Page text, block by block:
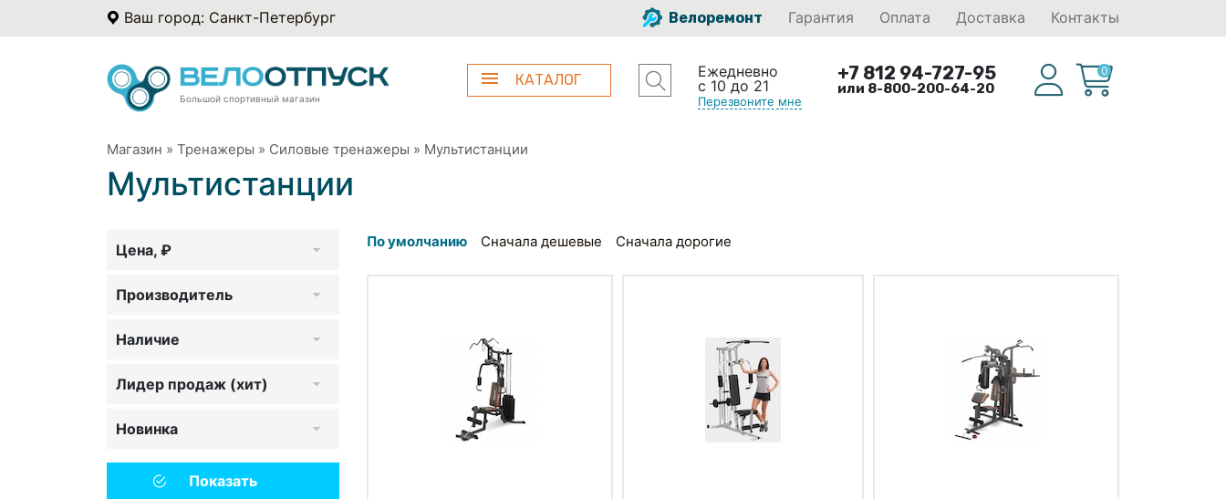
Ваш город: Санкт-Петербург Велоремонт Гарантия Оплата Доставка Контакты
Большой спортивный магазин
КАТАЛОГ
Ежедневно
с 10 до 21
Перезвоните мне
+7 812 94-727-95
или 8-800-200-64-20
0
Магазин » Тренажеры » Силовые тренажеры » Мультистанции
Мультистанции
Цена, ₽
Производитель
Наличие
Лидер продаж (хит)
Новинка
По умолчанию Сначала дешевые Сначала дорогие